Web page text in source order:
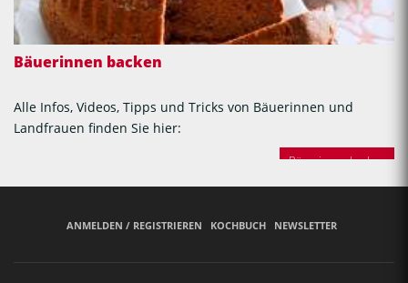
Bäuerinnen backen
Alle Infos, Videos, Tipps und Tricks von Bäuerinnen und
Landfrauen finden Sie hier:
Bäuerinnen backen
ANMELDEN / REGISTRIEREN KOCHBUCH NEWSLETTER